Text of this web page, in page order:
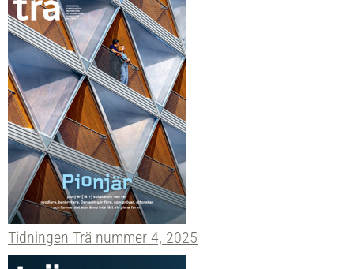
Tidningen Trä nummer 4, 2025